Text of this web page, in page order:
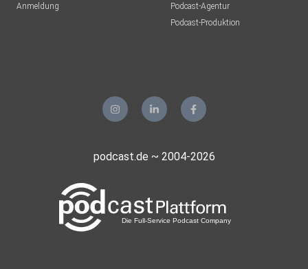
Anmeldung
Podcast-Agentur
Podcast-Produktion
podcast.de ~ 2004-2026